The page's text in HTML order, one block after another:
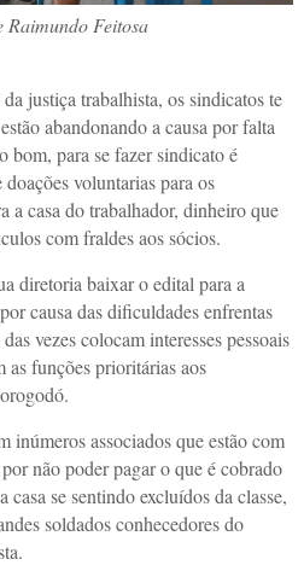
Feitosa
justiça trabalhista, os sindicatos te
abandonando a causa por falta
para se fazer sindicato é
voluntarias para os
a casa do trabalhador, dinheiro que
com fraldes aos sócios.
diretoria baixar o edital para a
causa das dificuldades enfrentas
vezes colocam interesses pessoais
as funções prioritárias aos
inúmeros associados que estão com
não poder pagar o que é cobrado
casa se sentindo excluídos da classe,
soldados conhecedores do